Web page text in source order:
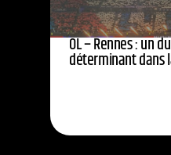
OL – Rennes : un
déterminant dans